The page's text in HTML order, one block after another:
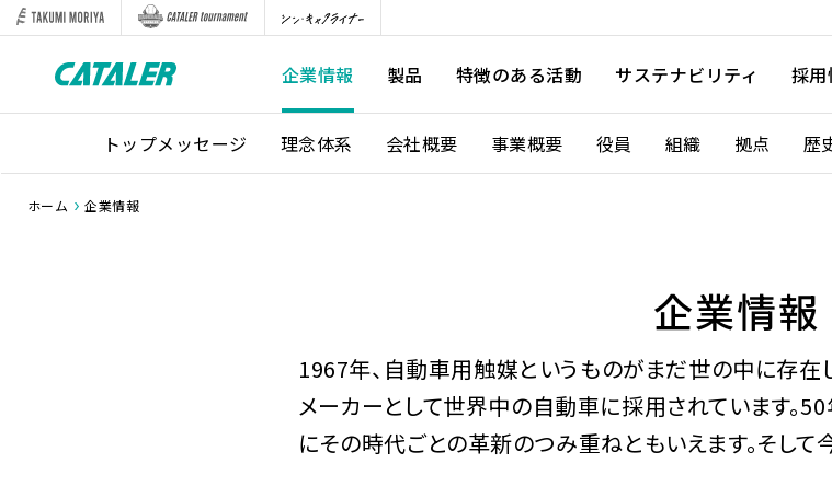
企業情報 製品 特徴のある活動 サステナビリティ 採
トップメッセージ 理念体系 会社概要 事業概要 役員 組織 拠点 歴
ホーム 企業情報
企業情報
1967年、自動車用触媒というものがまだ世の中に存在
メーカーとして世界中の自動車に採用されています。50
にその時代ごとの革新のつみ重ねともいえます。そして